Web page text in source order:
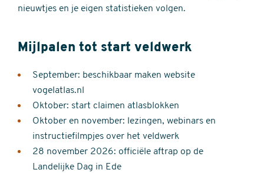
nieuwtjes en je eigen statistieken volgen.
Mijlpalen tot start veldwerk
September: beschikbaar maken website
vogelatlas.nl
Oktober: start claimen atlasblokken
Oktober en november: lezingen, webinars en
instructiefilmpjes over het veldwerk
28 november 2026: officiële aftrap op de
Landelijke Dag in Ede